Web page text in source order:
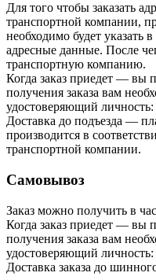
Для того чтобы заказать
транспортной компании,
необходимо будет указать
адресные данные. После
транспортную компанию.
Когда заказ приедет —
получения заказа вам
удостоверяющий личность:
Доставка до подъезда —
производится в
транспортной компании.
Самовывоз
Заказ можно получить в
Когда заказ приедет —
получения заказа вам
удостоверяющий личность:
Доставка заказа до